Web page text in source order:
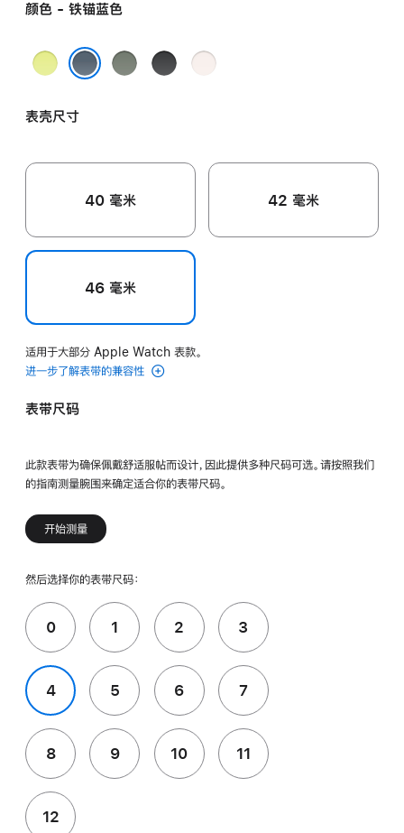
颜色 - 铁锚蓝色
霓
黄
灰
黑
淡
表壳尺寸
40 毫米 42 毫米
46 毫米
适用于大部分 Apple Watch 表款。
进一步了解表带的兼容性
表带尺码
此款表带为确保佩戴舒适服帖而设计，因此提供多种尺码可选。请按照我们
的指南测量腕围来确定适合你的表带尺码。
开始测量
然后选择你的表带尺码：
0 1 2 3
4 5 6 7
8 9 10 11
12